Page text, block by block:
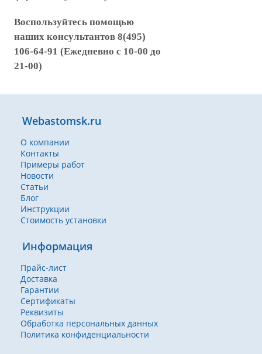
Воспользуйтесь помощью
наших консультантов 8(495)
106-64-91 (Ежедневно с 10-00 до
21-00)
Webastomsk.ru
О компании
Контакты
Примеры работ
Новости
Статьи
Блог
Инструкции
Стоимость установки
Информация
Прайс-лист
Доставка
Гарантии
Сертификаты
Реквизиты
Обработка персональных данных
Политика конфиденциальности